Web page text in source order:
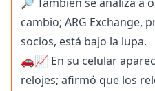
cambio; ARG Exchange,
socios, está bajo la lupa.
🚗📈 En su celular
relojes; afirmó que los